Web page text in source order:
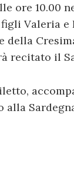
ore 10.00
Valeria e
recitato il